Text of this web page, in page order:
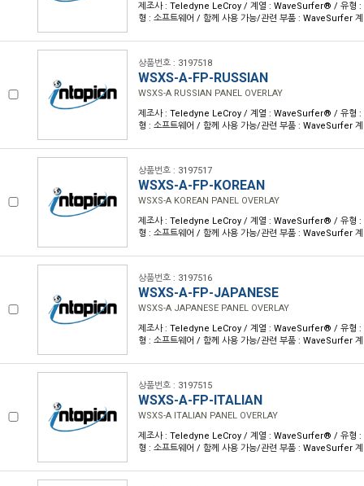
제조사 : Teledyne LeCroy / 계열 : WaveSurfer® / 유형 :
형 : 소프트웨어 / 함께 사용 가능/관련 부품 : WaveSurfer
상품번호 : 3197518
WSXS-A-FP-RUSSIAN
WSXS-A RUSSIAN PANEL OVERLAY
제조사 : Teledyne LeCroy / 계열 : WaveSurfer® / 유형 :
형 : 소프트웨어 / 함께 사용 가능/관련 부품 : WaveSurfer
상품번호 : 3197517
WSXS-A-FP-KOREAN
WSXS-A KOREAN PANEL OVERLAY
제조사 : Teledyne LeCroy / 계열 : WaveSurfer® / 유형 :
형 : 소프트웨어 / 함께 사용 가능/관련 부품 : WaveSurfer
상품번호 : 3197516
WSXS-A-FP-JAPANESE
WSXS-A JAPANESE PANEL OVERLAY
제조사 : Teledyne LeCroy / 계열 : WaveSurfer® / 유형 :
형 : 소프트웨어 / 함께 사용 가능/관련 부품 : WaveSurfer
상품번호 : 3197515
WSXS-A-FP-ITALIAN
WSXS-A ITALIAN PANEL OVERLAY
제조사 : Teledyne LeCroy / 계열 : WaveSurfer® / 유형 :
형 : 소프트웨어 / 함께 사용 가능/관련 부품 : WaveSurfer